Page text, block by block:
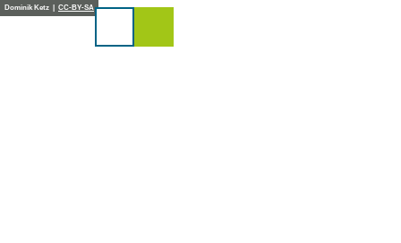
ZDominik Ketz | CC-BY-SA